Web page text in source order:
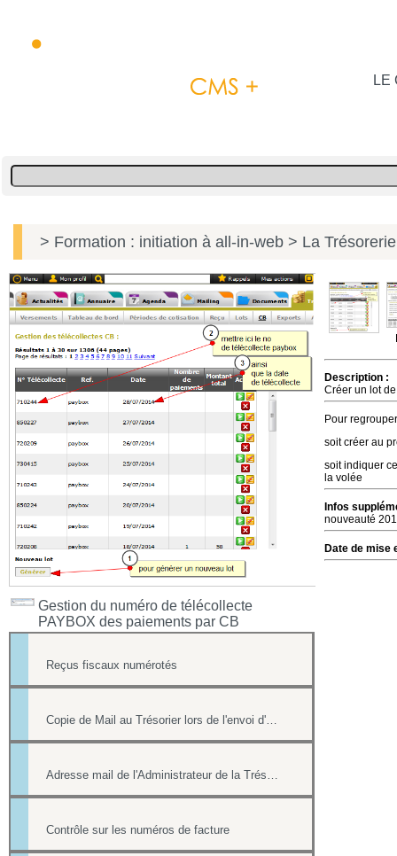
LE
> Formation : initiation à all-in-web > La Trésorerie
Gestion du numéro de télécollecte
PAYBOX des paiements par CB
Reçus fiscaux numérotés
Copie de Mail au Trésorier lors de l'envoi d'un reçu
Adresse mail de l'Administrateur de la Trésorerie
Contrôle sur les numéros de facture
Description :
Créer un lot
Pour
soit créer au
soit indiquer
la volée
Infos
nouveauté
Date de mise